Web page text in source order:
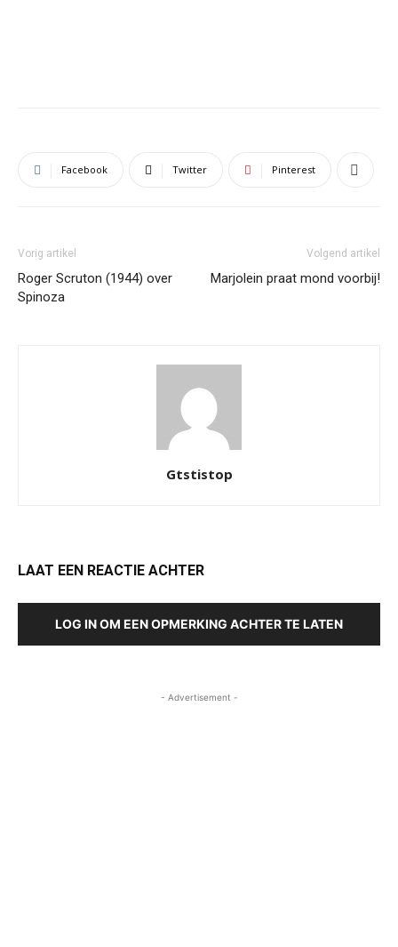
Facebook Twitter Pinterest
Vorig artikel
Roger Scruton (1944) over
Spinoza
Volgend artikel
Marjolein praat mond voorbij!
Gtstistop
LAAT EEN REACTIE ACHTER
LOG IN OM EEN OPMERKING ACHTER TE LATEN
- Advertisement -